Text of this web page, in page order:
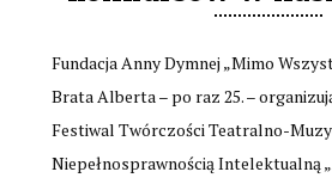
Fundacja Anny Dymnej „Mimo
Brata Alberta – po raz 25. –
Festiwal Twórczości Teatralno-
Niepełnosprawnością Intelektualną